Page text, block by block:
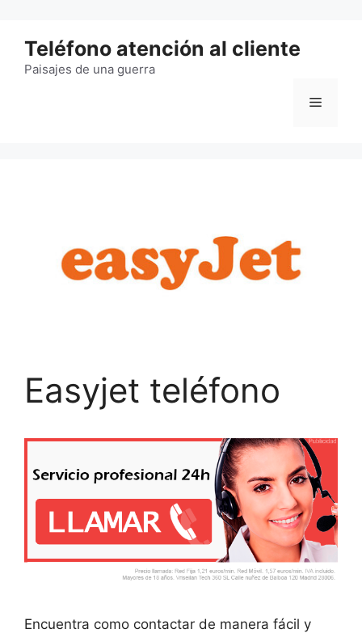
contenido
Teléfono atención al cliente
Paisajes de una guerra
Menú
Easyjet teléfono
Encuentra como contactar de manera fácil y